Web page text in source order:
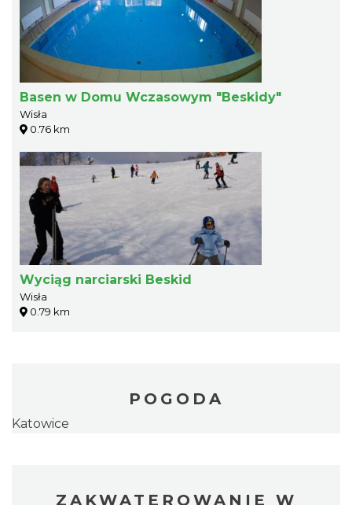
Basen w Domu Wczasowym "Beskidy"
Wisła
0.76 km
Wyciąg narciarski Beskid
Wisła
0.79 km
POGODA
Katowice
ZAKWATEROWANIE W